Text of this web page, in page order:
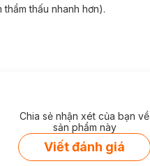
thấu nhanh hơn).
Chia sẻ nhận xét của bạn về
sản phẩm này
Viết đánh giá